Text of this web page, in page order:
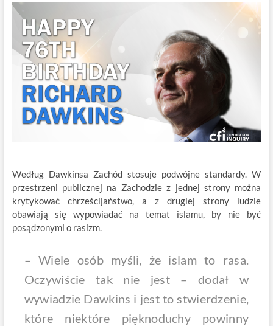
Według Dawkinsa Zachód stosuje podwójne standardy. W
przestrzeni publicznej na Zachodzie z jednej strony można
krytykować chrześcijaństwo, a z drugiej strony ludzie
obawiają się wypowiadać na temat islamu, by nie być
posądzonymi o rasizm.
– Wiele osób myśli, że islam to rasa.
Oczywiście tak nie jest – dodał w
wywiadzie Dawkins i jest to stwierdzenie,
które niektóre pięknoduchy powinny